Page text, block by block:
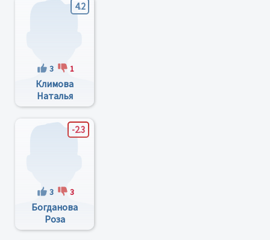
4.2
3 1
Климова
Наталья
Вениаминовна
-2.3
3 3
Богданова
Роза
Ахмеджановна